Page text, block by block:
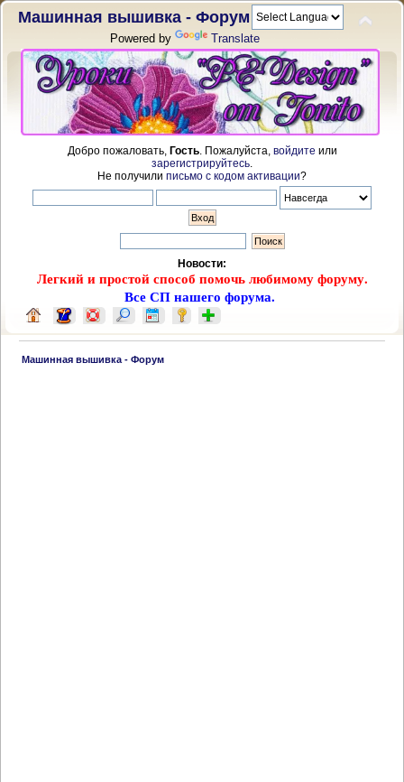
Машинная вышивка - Форум
Powered by Translate
Добро пожаловать, Гость. Пожалуйста, войдите или
зарегистрируйтесь
Не получили письмо с кодом активации?
Новости:
Легкий и простой способ помочь любимому форуму.
Все СП нашего форума.
Машинная вышивка - Форум